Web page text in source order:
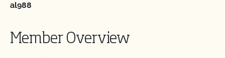
al988
Member Overview